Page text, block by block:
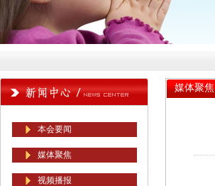
本会要闻
媒体聚焦
视频播报
媒体聚焦